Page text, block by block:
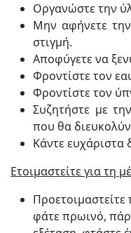
Οργανώστε την
Μην αφήνετε
στιγμή.
Αποφύγετε να
Φροντίστε τον
Φροντίστε τον
Συζητήστε με
που θα
Κάντε ευχάριστα
Ετοιμαστείτε για τη
φάτε πρωινό,